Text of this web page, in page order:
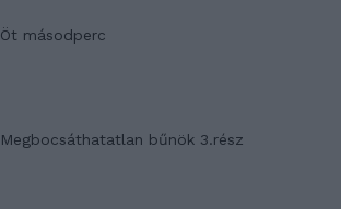
Öt másodperc
Megbocsáthatatlan bűnök 3.rész